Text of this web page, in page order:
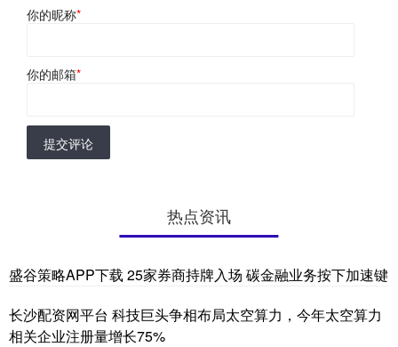
你的昵称*
你的邮箱*
提交评论
热点资讯
盛谷策略APP下载 25家券商持牌入场 碳金融业务按下加速键
长沙配资网平台 科技巨头争相布局太空算力，今年太空算力
相关企业注册量增长75%